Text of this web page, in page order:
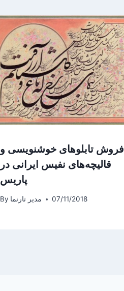
فروش تابلوهای خوشنویسی و
قالیچه‌های نفیس ایرانی در
پاریس
By مدیر تارنما 07/11/2018